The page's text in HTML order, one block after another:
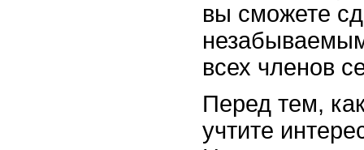
вы сможете
всех членов
Перед тем,
учтите